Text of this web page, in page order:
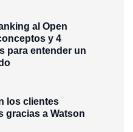
al Open
y 4
para entender un
los clientes
gracias a Watson